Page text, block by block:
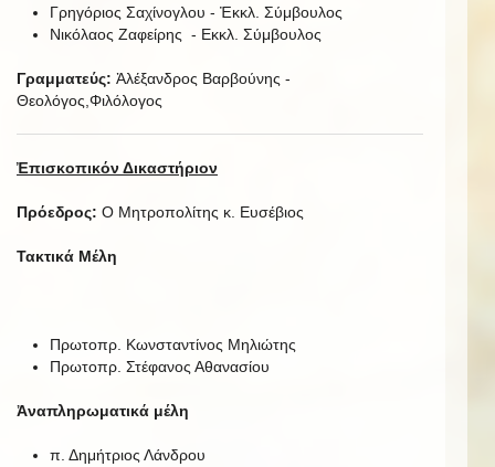
Γρηγόριος Σαχίνογλου - Ἐκκλ. Σύμβουλος
Νικόλαος Ζαφείρης - Εκκλ. Σύμβουλος
Γραμματεύς: Ἀλέξανδρος Βαρβούνης -
Θεολόγος,Φιλόλογος
Ἐπισκοπικόν Δικαστήριον
Πρόεδρος: Ο Μητροπολίτης κ. Ευσέβιος
Τακτικά Μέλη
Πρωτοπρ. Κωνσταντίνος Μηλιώτης
Πρωτοπρ. Στέφανος Αθανασίου
Ἀναπληρωματικά μέλη
π. Δημήτριος Λάνδρου